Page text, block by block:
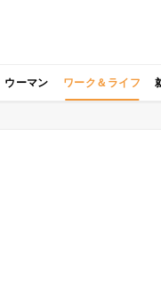
ウーマン ワーク＆ライフ